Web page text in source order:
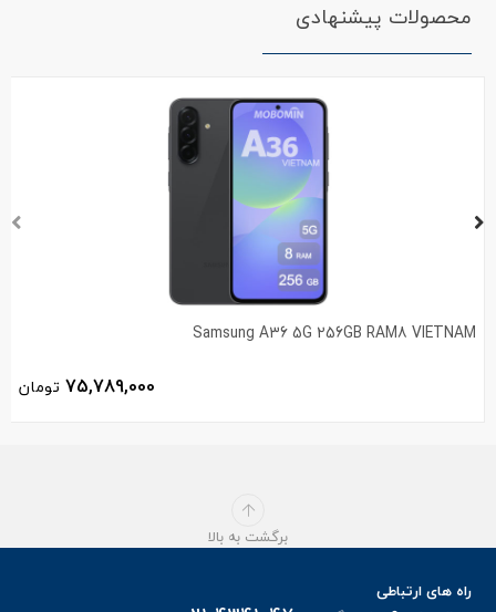
محصولات پیشنهادی
Samsung A36 5G 256GB RAM8 VIETNAM
75,789,000 تومان
برگشت به بالا
راه های ارتباطی